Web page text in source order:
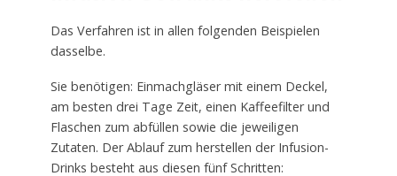
Das Verfahren ist in allen folgenden Beispielen
dasselbe.
Sie benötigen: Einmachgläser mit einem Deckel,
am besten drei Tage Zeit, einen Kaffeefilter und
Flaschen zum abfüllen sowie die jeweiligen
Zutaten. Der Ablauf zum herstellen der Infusion-
Drinks besteht aus diesen fünf Schritten: